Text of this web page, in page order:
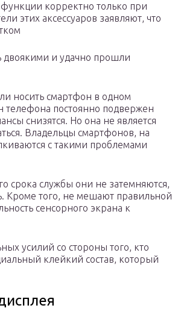
функции корректно только при
этих аксессуаров заявляют, что
двоякими и удачно прошли
носить смартфон в одном
телефона постоянно подвержен
снизятся. Но она не является
Владельцы смартфонов, на
с такими проблемами
срока службы они не затемняются,
Кроме того, не мешают правильной
сенсорного экрана к
усилий со стороны того, кто
клейкий состав, который